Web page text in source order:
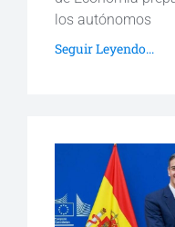
los autónomos
Seguir Leyendo...